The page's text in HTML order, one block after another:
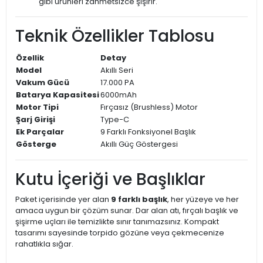
Teknik Özellikler Tablosu
Özellik
Detay
Model
Akıllı Seri
Vakum Gücü
17.000 PA
Batarya Kapasitesi6000mAh
Motor Tipi
Fırçasız (Brushless) Motor
Şarj Girişi
Type-C
Ek Parçalar
9 Farklı Fonksiyonel Başlık
Gösterge
Akıllı Güç Göstergesi
Kutu İçeriği ve Başlıklar
Paket içerisinde yer alan 9 farklı başlık, her yüzeye ve her
amaca uygun bir çözüm sunar. Dar alan atı, fırçalı başlık ve
şişirme uçları ile temizlikte sınır tanımazsınız. Kompakt
tasarımı sayesinde torpido gözüne veya çekmecenize
rahatlıkla sığar.